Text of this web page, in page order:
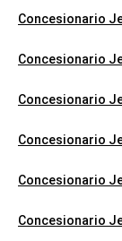
Concesionario
Concesionario
Concesionario
Concesionario
Concesionario
Concesionario